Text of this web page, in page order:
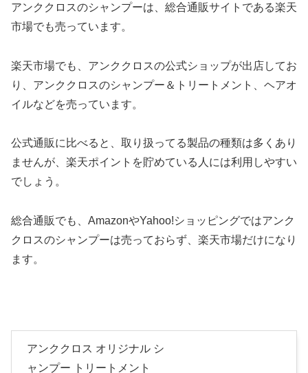
アンククロスのシャンプーは、総合通販サイトである楽天
市場でも売っています。
楽天市場でも、アンククロスの公式ショップが出店してお
り、アンククロスのシャンプー＆トリートメント、ヘアオ
イルなどを売っています。
公式通販に比べると、取り扱ってる製品の種類は多くあり
ませんが、楽天ポイントを貯めている人には利用しやすい
でしょう。
総合通販でも、AmazonやYahoo!ショッピングではアンク
クロスのシャンプーは売っておらず、楽天市場だけになり
ます。
アンククロス オリジナル シ
ャンプー トリートメント